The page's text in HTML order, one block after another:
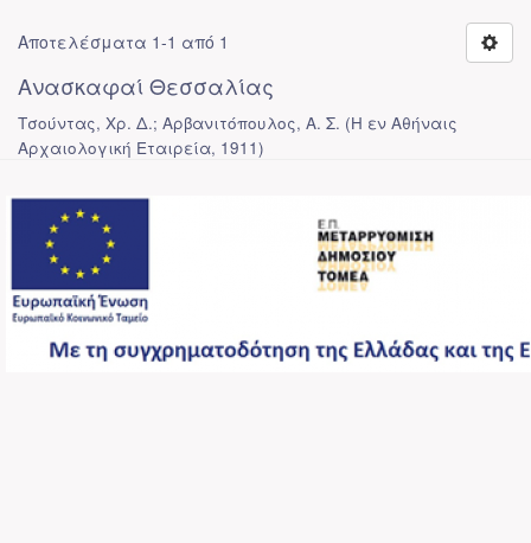
Αποτελέσματα 1-1 από 1
Ανασκαφαί Θεσσαλίας
Τσούντας, Χρ. Δ.; Αρβανιτόπουλος, Α. Σ. (Η εν Αθήναις
Αρχαιολογική Εταιρεία, 1911)